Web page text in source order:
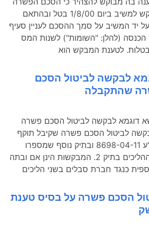
אשר נחתם בין המבקש למשיב ביום 1/8/00 בטל ובהתאם
יד המשיב על סמך ההסכם לעניין סעיף
הכנסה (להלן: "השומות") לשנות המס
לבקשה לביטול הסכם
שהתקבלה
דוגמא לבקשה לביטול הסכם פשרה
1. בפני בקשה לביטול הסכם פשרה שקיבל תוקף
של פסק דין בתיק ש"ע 8698-04-11 ובתיק נוסף שמספרו
דמ"ר 8715-04-11. ההליכים בתיק 2. המבקשות הינן אם ובתה
כנגד חברת סבלים בשני הליכים
הסכם פשרה על בסיס טענת